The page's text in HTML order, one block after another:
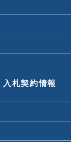
入札契約情報